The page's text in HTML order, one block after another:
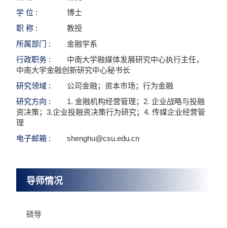
学 位 :
博士
职 称 :
教授
所属部门 :
金融学系
行政职务 :
中南大学融媒体发展研究中心执行主任，
中南大学金融创新研究中心秘书长
研究领域 :
公司金融；资本市场；行为金融
研究方向 :
1. 金融机构经营管理；2. 企业战略与投融
资决策；3.企业投融资决策行为研究；4. 传媒企业经营管
理
电子邮箱 :
shenghu@csu.edu.cn
导师情况
硕导